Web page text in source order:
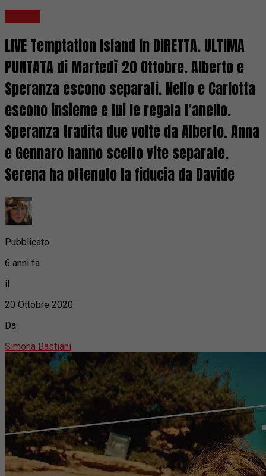
LIVE Temptation Island in DIRETTA. ULTIMA
PUNTATA di Martedì 20 Ottobre. Alberto e
Speranza escono separati. Nello e Carlotta
escono insieme e lui le regala l’anello.
Speranza tradita due volte da Alberto. Anna
e Gennaro hanno scelto vite separate.
Serena ha ottenuto la fiducia da Davide
Pubblicato
6 anni fa
il
20 Ottobre 2020
Da
Simona Bastiani